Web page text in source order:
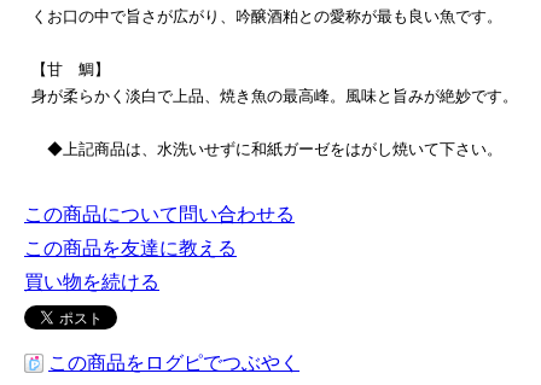
くお口の中で旨さが広がり、吟醸酒粕との愛称が最も良い魚です。
【甘 鯛】
身が柔らかく淡白で上品、焼き魚の最高峰。風味と旨みが絶妙です。
◆上記商品は、水洗いせずに和紙ガーゼをはがし焼いて下さい。
この商品について問い合わせる
この商品を友達に教える
買い物を続ける
この商品をログピでつぶやく